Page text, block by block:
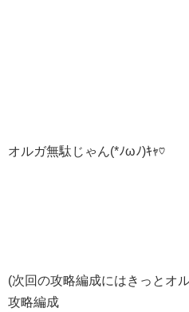
オルガ無駄じゃん(*ﾉωﾉ)ｷｬ♡
(次回の攻略編成にはきっとオ
攻略編成